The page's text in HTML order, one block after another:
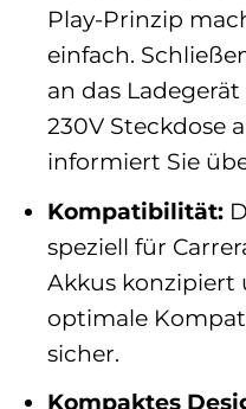
Play-Prinzip
einfach.
an das
230V Steckdose
informiert Sie
Kompatibilität:
speziell für
Akkus konzipiert
optimale
sicher.
Kompaktes